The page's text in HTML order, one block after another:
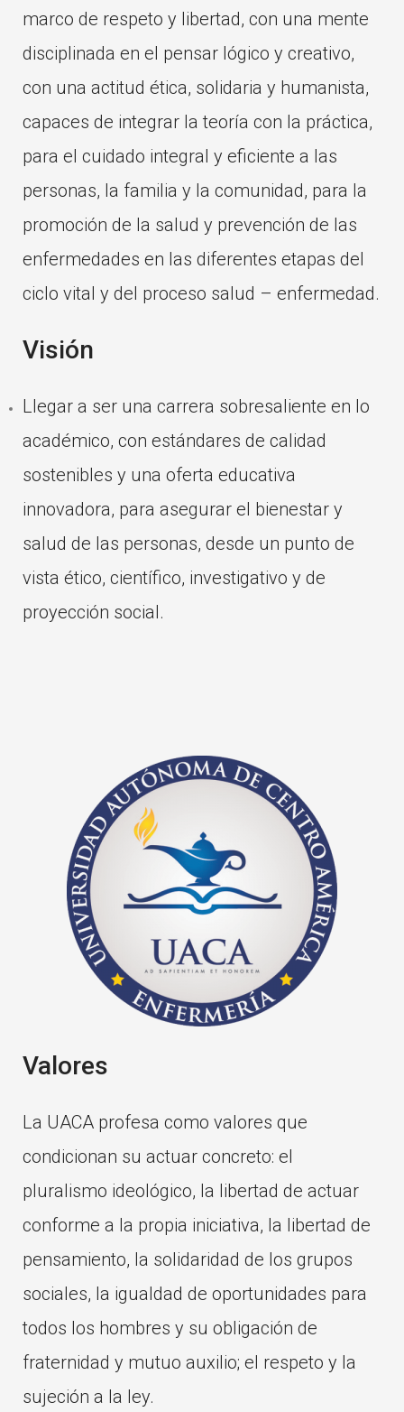
marco de respeto y libertad, con una mente
disciplinada en el pensar lógico y creativo,
con una actitud ética, solidaria y humanista,
capaces de integrar la teoría con la práctica,
para el cuidado integral y eficiente a las
personas, la familia y la comunidad, para la
promoción de la salud y prevención de las
enfermedades en las diferentes etapas del
ciclo vital y del proceso salud – enfermedad.
Visión
Llegar a ser una carrera sobresaliente en lo
académico, con estándares de calidad
sostenibles y una oferta educativa
innovadora, para asegurar el bienestar y
salud de las personas, desde un punto de
vista ético, científico, investigativo y de
proyección social.
Valores
La UACA profesa como valores que
condicionan su actuar concreto: el
pluralismo ideológico, la libertad de actuar
conforme a la propia iniciativa, la libertad de
pensamiento, la solidaridad de los grupos
sociales, la igualdad de oportunidades para
todos los hombres y su obligación de
fraternidad y mutuo auxilio; el respeto y la
sujeción a la ley.